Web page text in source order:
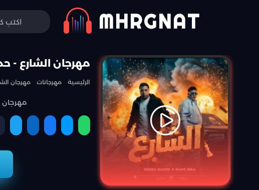
MHRGNAT
مهرجان الشارع -
الرئيسية مهرجانات مهرجان
مهرجان